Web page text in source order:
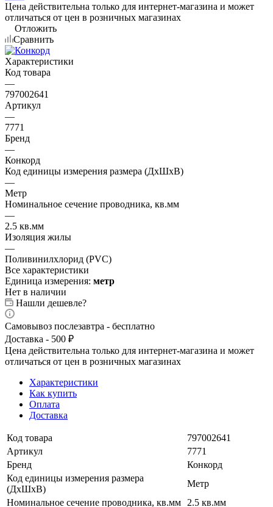
Цена действительна только для интернет-магазина и может
отличаться от цен в розничных магазинах
Отложить
Сравнить
Характеристики
Код товара
—
797002641
Артикул
—
7771
Бренд
—
Конкорд
Код единицы измерения размера (ДхШхВ)
—
Метр
Номинальное сечение проводника, кв.мм
—
2.5 кв.мм
Изоляция жилы
—
Поливинилхлорид (PVC)
Все характеристики
Единица измерения: метр
Нет в наличии
Нашли дешевле?
Самовывоз послезавтра - бесплатно
Доставка - 500 ₽
Цена действительна только для интернет-магазина и может
отличаться от цен в розничных магазинах
Характеристики
Как купить
Оплата
Доставка
Код товара
797002641
Артикул
7771
Бренд
Конкорд
Код единицы измерения размера
(ДхШхВ)
Метр
Номинальное сечение проводника, кв.мм
2.5 кв.мм